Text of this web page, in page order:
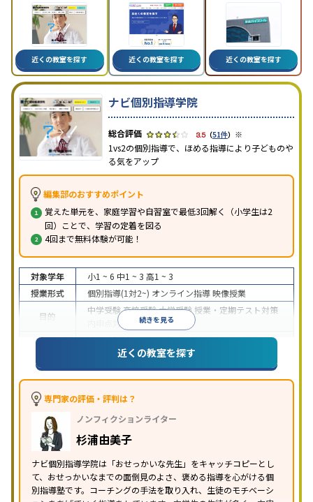
近くの教室を探す 近くの教室を探す 近くの教室を探す
ナビ個別指導学院
3.5（51件） ※
1vs2の個別指導で、ほめる指導により子どものや
る気をアップ
編集部のおすすめポイント
覚えた単元を、家庭学習や自習室で最低3回解く（小学生は2
回）ことで、学習の定着を図る
4回まで無料体験が可能！
続きを見る
対象学年 小1 ~ 6 中1 ~ 3 高1 ~ 3
授業形式
個別指導(1対2~) オンライン指導映像授業
目的
中学受験高校受験大学受験 授業・定期テスト対策
内申点対策
学習習慣の定着
成績保証制度あり授業の振替可能オンライン対応
1科目から受講可能季節講習のみの受講可
※2023年3月調査。小学校高学年の個別指導塾アンケート調査方法を参
近くの教室を探す
専門家の評価・評判は？
ノンフィクションライター
杉浦由美子
ナビ個別指導学院は「おせっかいな先生」をキャッチコピーとし
て、おせっかいなまでの面倒見のよさ、褒める指導を心がける個
別指導塾です。コーチングの手法を取り入れ、生徒のモチベーシ